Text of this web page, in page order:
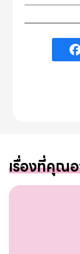
เรื่องที่คุณอ